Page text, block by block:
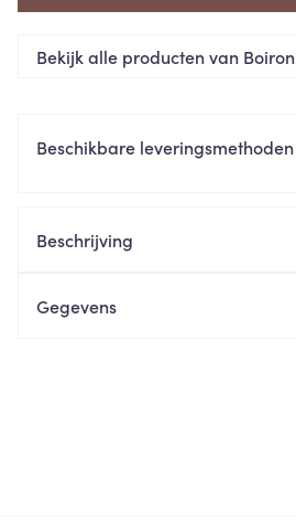
Bekijk alle producten van Boiron
Beschikbare leveringsmethoden
Beschrijving
Gegevens